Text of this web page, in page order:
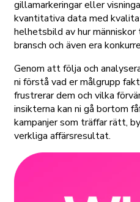
gillamarkeringar eller
kvantitativa data med
helhetsbild av hur
bransch och även era
Genom att följa och
ni förstå vad er målgrupp
frustrerar dem och vilka
insikterna kan ni gå bortom
kampanjer som träffar rätt,
verkliga affärsresultat.